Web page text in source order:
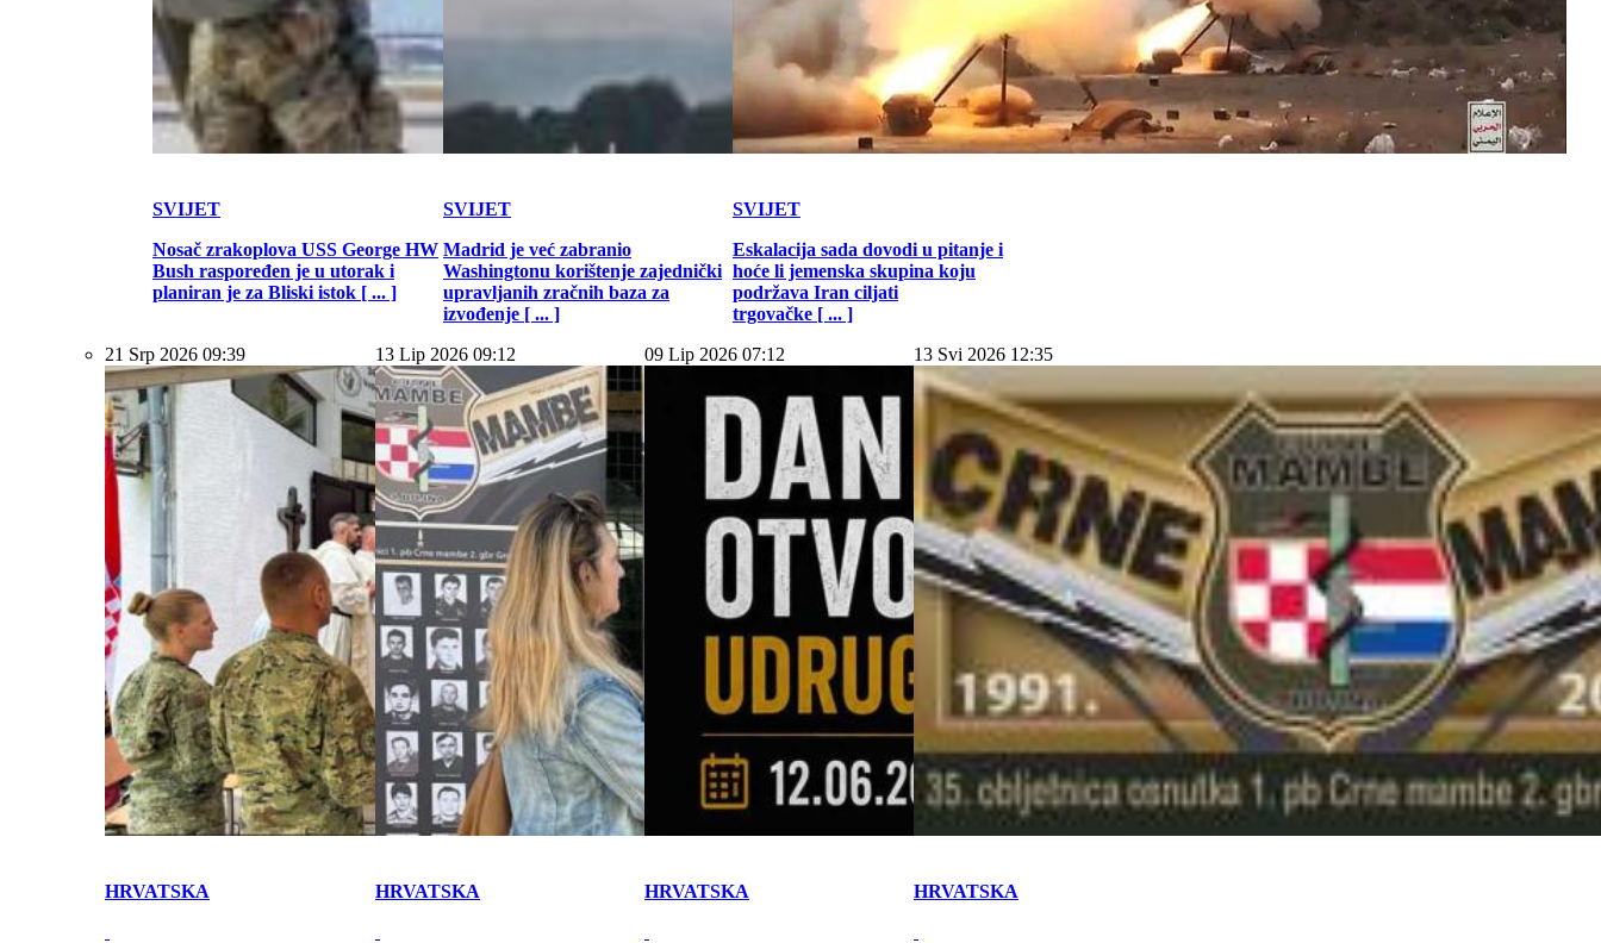
SVIJET
Nosač zrakoplova USS George HW
Bush raspoređen je u utorak i
planiran je za Bliski istok [ ... ]
SVIJET
Madrid je već zabranio
Washingtonu korištenje zajednički
upravljanih zračnih baza za
izvođenje [ ... ]
SVIJET
Eskalacija sada dovodi u pitanje i
hoće li jemenska skupina koju
podržava Iran ciljati
trgovačke [ ... ]
21 Srp 2026 09:39
HRVATSKA
13 Lip 2026 09:12
HRVATSKA
09 Lip 2026 07:12
HRVATSKA
13 Svi 2026 12:35
HRVATSKA